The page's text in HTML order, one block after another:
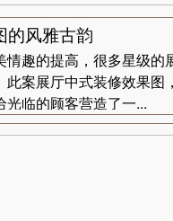
的风雅古韵
趣的提高，很多星级的
案展厅中式装修效果图
临的顾客营造了一...